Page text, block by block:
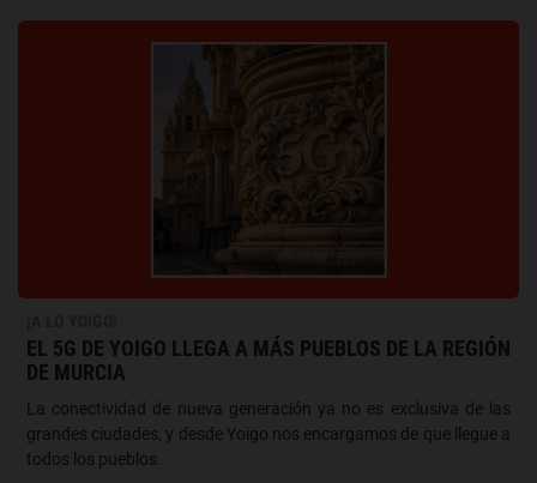
EL 5G DE YOIGO LLEGA A MÁS PUEBLOS DE LA REGIÓN
DE MURCIA
La conectividad de nueva generación ya no es exclusiva de las
grandes ciudades, y desde Yoigo nos encargamos de que llegue a
todos los pueblos.